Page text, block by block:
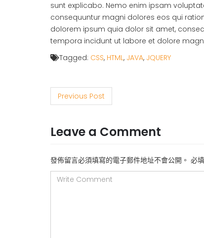
sunt explicabo. Nemo enim ipsam
consequuntur magni dolores eos qui
dolorem ipsum quia dolor sit amet,
tempora incidunt ut labore et dolore
Tagged: CSS, HTML, JAVA, JQUERY
P
s
n
a
Previous Post
Leave a Comment
發佈留言必須填寫的電子郵件地址不會公開。 必